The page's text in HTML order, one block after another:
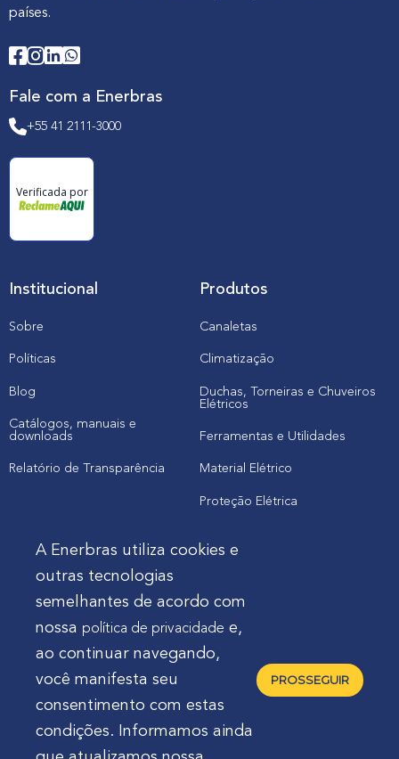
países.
Fale com a Enerbras
+55 41 2111-3000
Verificada por
Institucional
Sobre
Políticas
Blog
Catálogos, manuais e
downloads
Relatório de Transparência
Produtos
Canaletas
Climatização
Duchas, Torneiras e Chuveiros
Elétricos
Ferramentas e Utilidades
Material Elétrico
Proteção Elétrica
Cliente
Onde comprar produtos
Quero Enerbras na minha loja
A Enerbras utiliza cookies e
outras tecnologias
semelhantes de acordo com
nossa política de privacidade e,
ao continuar navegando,
você manifesta seu
consentimento com estas
condições. Informamos ainda
PROSSEGUIR